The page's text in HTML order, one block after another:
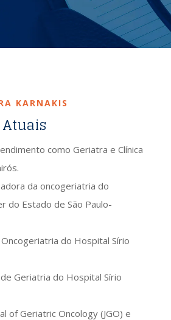
KARNAKIS
como Geriatra e Clínica
da oncogeriatria do
do Estado de São Paulo-
do Hospital Sírio
Geriatria do Hospital Sírio
of Geriatric Oncology (JGO) e